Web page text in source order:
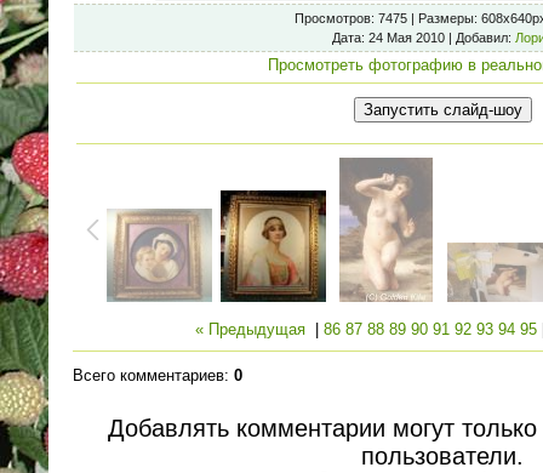
Просмотров: 7475 | Размеры:
Дата: 24 Мая 2010 | Добавил:
Просмотреть фотографию в
« Предыдущая 86 87 88 89 90 91 92 93 94 95
Всего комментариев: 0
Добавлять комментарии могут
пользователи.